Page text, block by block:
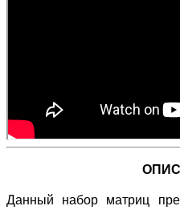
Данный набор матриц